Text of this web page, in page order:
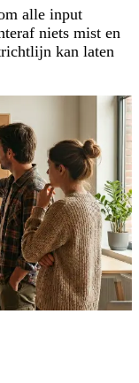
alle input
niets mist en
kan laten